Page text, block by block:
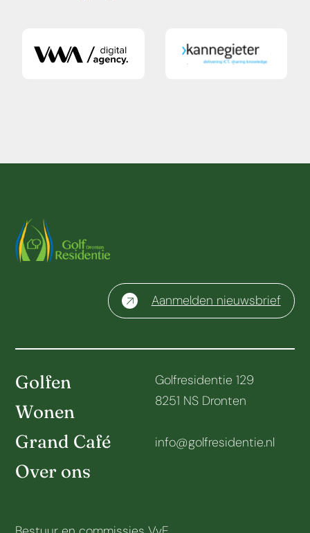
Aanmelden nieuwsbrief
Golfen
Wonen
Grand Café
Over ons
Golfresidentie 129
8251 NS Dronten
info@golfresidentie.nl